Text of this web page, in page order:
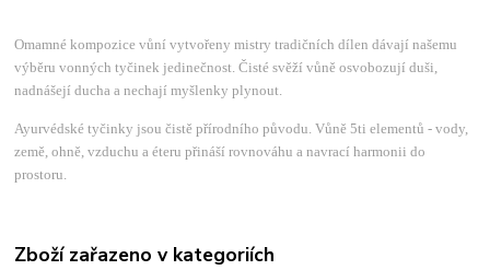
Omamné kompozice vůní vytvořeny mistry tradičních dílen dávají našemu
výběru vonných tyčinek jedinečnost. Čisté svěží vůně osvobozují duši,
nadnášejí ducha a nechají myšlenky plynout.
Ayurvédské tyčinky jsou čistě přírodního původu. Vůně 5ti elementů - vody,
země, ohně, vzduchu a éteru přináší rovnováhu a navrací harmonii do
prostoru.
Zboží zařazeno v kategoriích